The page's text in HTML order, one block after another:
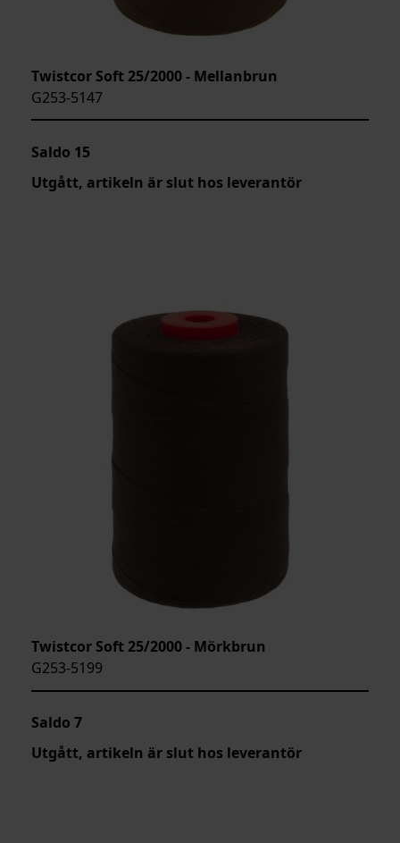
Twistcor Soft 25/2000 - Mellanbrun
G253-5147
Saldo 15
Utgått, artikeln är slut hos leverantör
Twistcor Soft 25/2000 - Mörkbrun
G253-5199
Saldo 7
Utgått, artikeln är slut hos leverantör